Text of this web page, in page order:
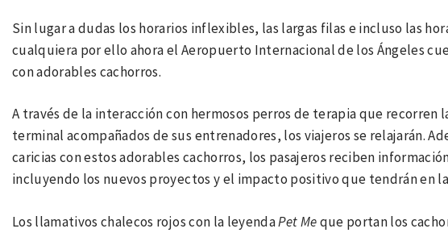
Sin lugar a dudas los horarios inflexibles, las largas filas e incluso las
cualquiera por ello ahora el Aeropuerto Internacional de los Ángeles
con adorables cachorros.
A través de la interacción con hermosos perros de terapia que recorren
terminal acompañados de sus entrenadores, los viajeros se relajarán.
caricias con estos adorables cachorros, los pasajeros reciben
incluyendo los nuevos proyectos y el impacto positivo que tendrán en
Los llamativos chalecos rojos con la leyendaPet Meque portan los